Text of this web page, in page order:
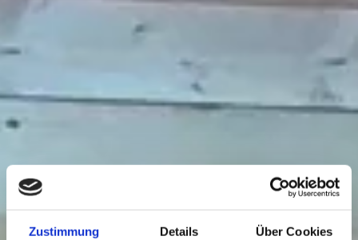
Zustimmung Details Über Cookies